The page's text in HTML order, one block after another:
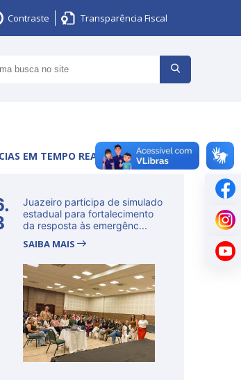
Contraste Transparência Fiscal
EM TEMPO REAL
Juazeiro participa de simulado
estadual para fortalecimento
da resposta às emergênc...
SAIBA MAIS